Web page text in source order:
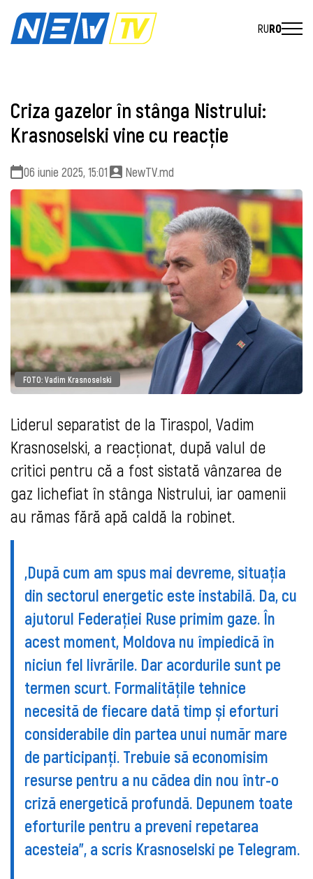
RURO
Criza gazelor în stânga Nistrului:
Krasnoselski vine cu reacție
06 iunie 2025, 15:01 NewTV.md
FOTO: Vadim Krasnoselski
Liderul separatist de la Tiraspol, Vadim
Krasnoselski, a reacționat, după valul de
critici pentru că a fost sistată vânzarea de
gaz lichefiat în stânga Nistrului, iar oamenii
au rămas fără apă caldă la robinet.
„După cum am spus mai devreme, situația
din sectorul energetic este instabilă. Da, cu
ajutorul Federației Ruse primim gaze. În
acest moment, Moldova nu împiedică în
niciun fel livrările. Dar acordurile sunt pe
termen scurt. Formalitățile tehnice
necesită de fiecare dată timp și eforturi
considerabile din partea unui număr mare
de participanți. Trebuie să economisim
resurse pentru a nu cădea din nou într-o
criză energetică profundă. Depunem toate
eforturile pentru a preveni repetarea
acesteia”, a scris Krasnoselski pe Telegram.